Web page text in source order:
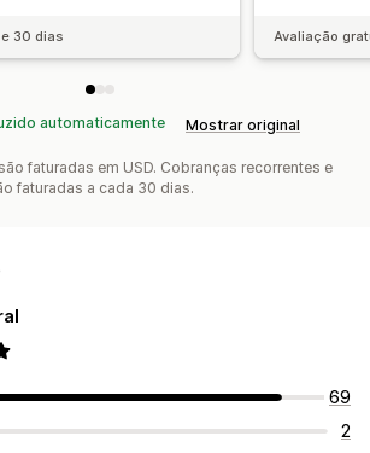
30 dias Avaliação
automaticamente Mostrar original
faturadas em USD. Cobranças recorrentes e
faturadas a cada 30 dias.
69
2